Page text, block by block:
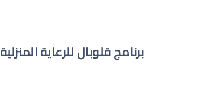
برنامج قلوبال للرعاية المنزلية